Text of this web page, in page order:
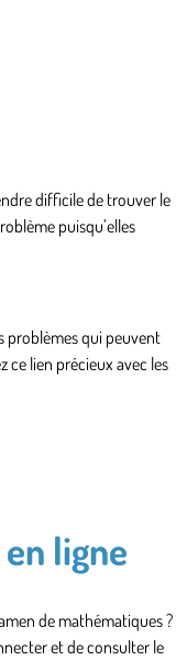
difficile de trouver le
puisqu’elles
problèmes qui peuvent
ce lien précieux avec les
ligne
de mathématiques ?
et de consulter le